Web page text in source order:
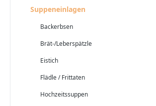
Suppeneinlagen
Backerbsen
Brät-/Leberspätzle
Eistich
Flädle / Frittaten
Hochzeitssuppen